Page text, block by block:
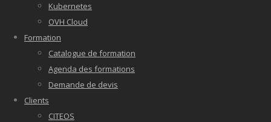
Kubernetes
OVH Cloud
Formation
Catalogue de formation
Agenda des formations
Demande de devis
Clients
CITEOS